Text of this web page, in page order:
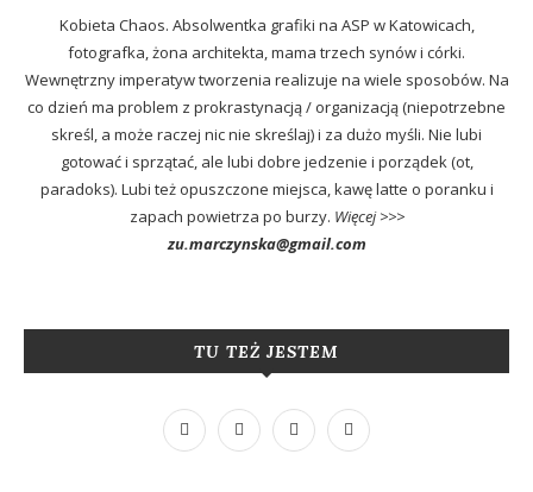
Kobieta Chaos. Absolwentka grafiki na ASP w Katowicach,
fotografka, żona architekta, mama trzech synów i córki.
Wewnętrzny imperatyw tworzenia realizuje na wiele sposobów. Na
co dzień ma problem z prokrastynacją / organizacją (niepotrzebne
skreśl, a może raczej nic nie skreślaj) i za dużo myśli. Nie lubi
gotować i sprzątać, ale lubi dobre jedzenie i porządek (ot,
paradoks). Lubi też opuszczone miejsca, kawę latte o poranku i
zapach powietrza po burzy. Więcej >>>
zu.marczynska@gmail.com
TU TEŻ JESTEM